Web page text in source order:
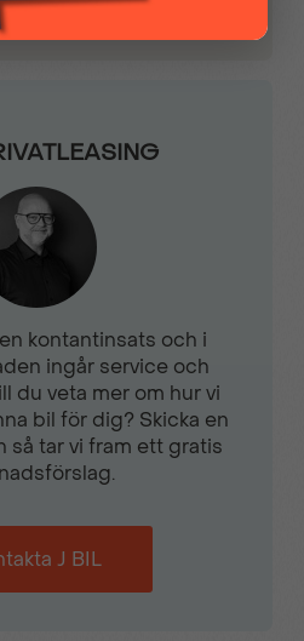
Stop&Go funktion
Förarsäte med
minnesfunktion
Handsfree Bluetooth
ISOFIX-fäste i
kontantinsats och i
ingår service och
du veta mer om hur vi
bil för dig? Skicka en
så tar vi fram ett gratis
J BIL